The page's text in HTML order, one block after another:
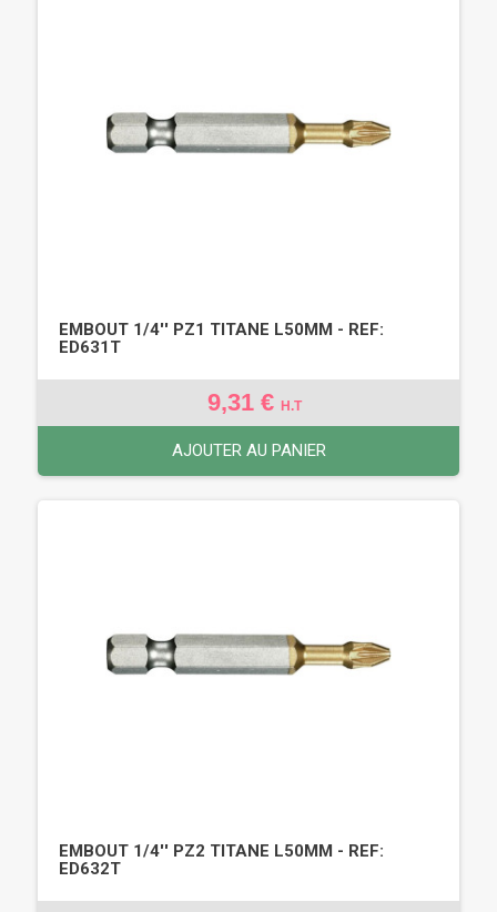
EMBOUT 1/4'' PZ1 TITANE L50MM - REF:
ED631T
9,31 € H.T
AJOUTER AU PANIER
EMBOUT 1/4'' PZ2 TITANE L50MM - REF:
ED632T